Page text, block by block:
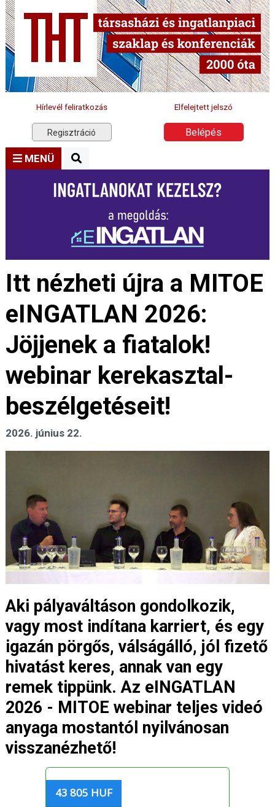
Hírlevél feliratkozás Elfelejtett jelszó
Regisztráció Belépés
MENÜ
Itt nézheti újra a MITOE
eINGATLAN 2026:
Jöjjenek a fiatalok!
webinar kerekasztal-
beszélgetéseit!
2026. június 22.
Aki pályaváltáson gondolkozik,
vagy most indítana karriert, és egy
igazán pörgős, válságálló, jól fizető
hivatást keres, annak van egy
remek tippünk. Az eINGATLAN
2026 - MITOE webinar teljes videó
anyaga mostantól nyilvánosan
visszanézhető!
43 805 HUF